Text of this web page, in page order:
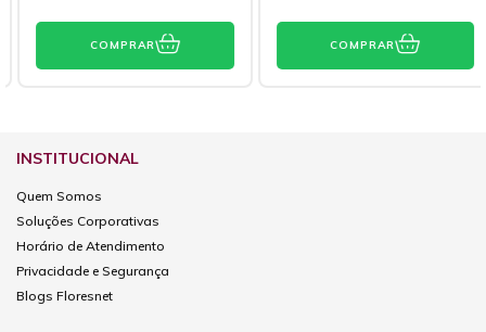
COMPRAR COMPRAR
INSTITUCIONAL
Quem Somos
Soluções Corporativas
Horário de Atendimento
Privacidade e Segurança
Blogs Floresnet